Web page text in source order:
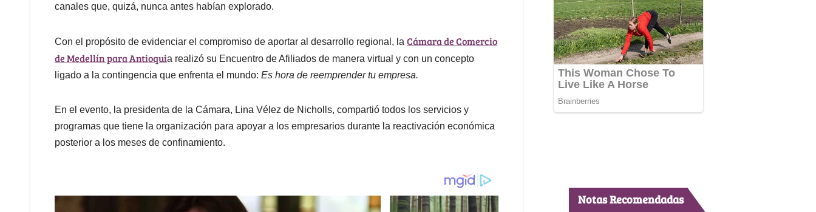
canales que, quizá, nunca antes habían explorado.
Con el propósito de evidenciar el compromiso de aportar al desarrollo regional, la Cámara de Comercio
de Medellín para Antioquia realizó su Encuentro de Afiliados de manera virtual y con un concepto
ligado a la contingencia que enfrenta el mundo: Es hora de reemprender tu empresa.
En el evento, la presidenta de la Cámara, Lina Vélez de Nicholls, compartió todos los servicios y
programas que tiene la organización para apoyar a los empresarios durante la reactivación económica
posterior a los meses de confinamiento.
Notas Recomendadas